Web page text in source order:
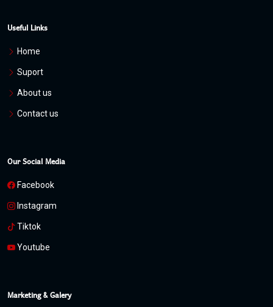
Useful Links
Home
Suport
About us
Contact us
Our Social Media
Facebook
Instagram
Tiktok
Youtube
Marketing & Galery